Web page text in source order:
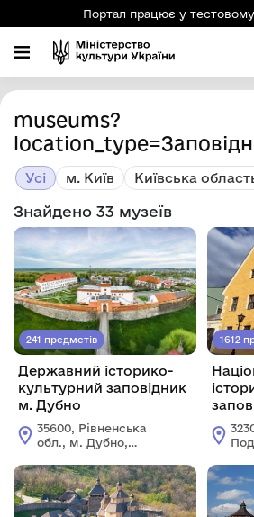
Портал працює у
museums?
Усі м. Київ Київська
Знайдено 33 музеїв
241 предметів
Державний історико-
культурний заповідник
м. Дубно
35600, Рівненська
обл., м. Дубно,
1612